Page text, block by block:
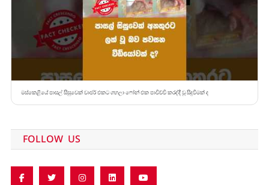
මස්කෙළියේ පාසල් සිසුවෙක් චාජර් එකට ගහලා ෆෝන් එක පාවිච්චි කරද්දී වූ සිදුවීමක් ද
FOLLOW US